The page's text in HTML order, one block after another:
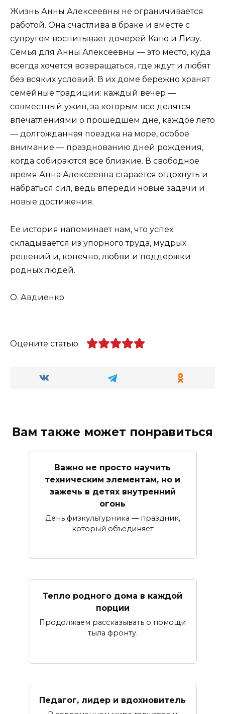
Жизнь Анны Алексеевны не ограничивается
работой. Она счастлива в браке и вместе с
супругом воспитывает дочерей Катю и Лизу.
Семья для Анны Алексеевны — это место, куда
всегда хочется возвращаться, где ждут и любят
без всяких условий. В их доме бережно хранят
семейные традиции: каждый вечер —
совместный ужин, за которым все делятся
впечатлениями о прошедшем дне, каждое лето
— долгожданная поездка на море, особое
внимание — празднованию дней рождения,
когда собираются все близкие. В свободное
время Анна Алексеевна старается отдохнуть и
набраться сил, ведь впереди новые задачи и
новые достижения.
Ее история напоминает нам, что успех
складывается из упорного труда, мудрых
решений и, конечно, любви и поддержки
родных людей.
О. Авдиенко
Оцените статью
Вам также может понравиться
Важно не просто научить
техническим элементам, но и
зажечь в детях внутренний
огонь
День физкультурника — праздник,
который объединяет
Тепло родного дома в каждой
порции
Продолжаем рассказывать о помощи
тыла фронту.
Педагог, лидер и вдохновитель